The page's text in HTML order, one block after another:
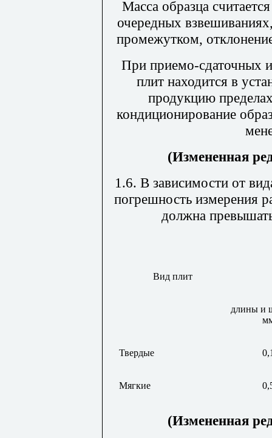
Масса образца
очередных
промежутком,
При приемо-сдаточных
плит находится в
продукцию
кондиционирование
(Измененная
1.6. В зависимости от
погрешность измерения
должна
Вид плит
длины и
Твердые
Мягкие
(Измененная